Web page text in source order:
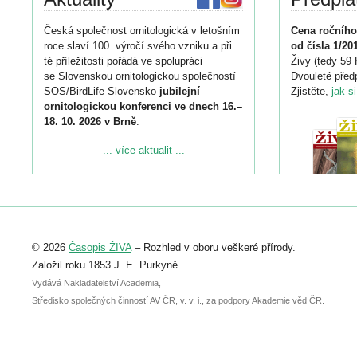
Česká společnost ornitologická v letošním
roce slaví 100. výročí svého vzniku a při
té příležitosti pořádá ve spolupráci
se Slovenskou ornitologickou společností
SOS/BirdLife Slovensko jubilejní
ornitologickou konferenci ve dnech 16.–
18. 10. 2026 v Brně.
Podrobnější informace ke konferenci
Registrovat se můžete do 6. září.
abstraktu přihlášené přednášky nebo
posteru je už 30. června.
... více aktualit ...
Cena
od čísla 1/
Živy (tedy 59
Dvouleté
Zjistěte, jak
© 2026 Časopis ŽIVA– Rozhled v oboru veškeré přírody.
Založil roku 1853 J. E. Purkyně.
Vydává Nakladatelství Academia,
Středisko společných činností AV ČR, v. v. i., za podpory Akademie věd ČR.